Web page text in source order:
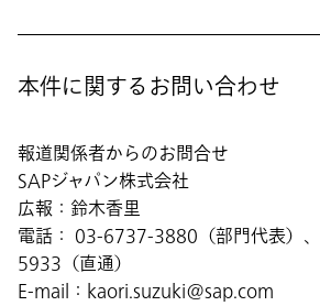
本件に関するお問い合わせ
報道関係者からのお問合せ
SAPジャパン株式会社
広報：鈴木香里
電話： 03-6737-3880（部門代表）
5933（直通）
E-mail：kaori.suzuki@sap.com